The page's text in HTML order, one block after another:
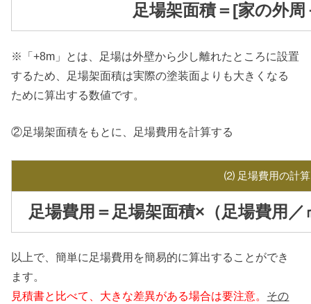
足場架面積＝[家の外
※「+8m」とは、足場は外壁から少し離れたところに設置
するため、足場架面積は実際の塗装面よりも大きくなる
ために算出する数値です。
②足場架面積をもとに、足場費用を計算する
⑵ 足場費用の計算
足場費用＝足場架面積×（足場費用
以上で、簡単に足場費用を簡易的に算出することができ
ます。
見積書と比べて、大きな差異がある場合は要注意。 その